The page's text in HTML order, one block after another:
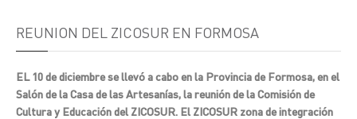
REUNION DEL ZICOSUR EN FORMOSA
EL 10 de diciembre se llevó a cabo en la Provincia de Formosa, en el
Salón de la Casa de las Artesanías, la reunión de la Comisión de
Cultura y Educación del ZICOSUR. El ZICOSUR zona de integración